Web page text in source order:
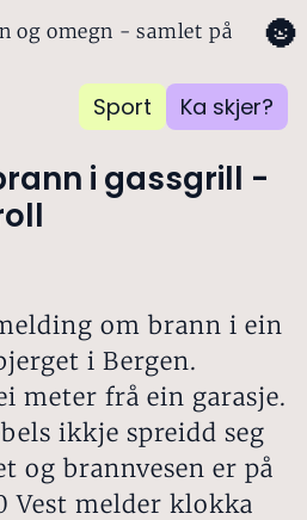
og omegn - samlet på
Sport Ka skjer?
🌚
i gassgrill -
om brann i ein
i Bergen.
meter frå ein garasje.
ikkje spreidd seg
og brannvesen er på
Vest melder klokka